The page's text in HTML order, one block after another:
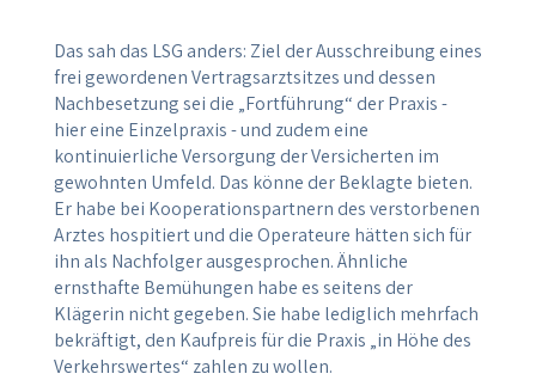
Das sah das LSG anders: Ziel der Ausschreibung eines
frei gewordenen Vertragsarztsitzes und dessen
Nachbesetzung sei die „Fortführung“ der Praxis -
hier eine Einzelpraxis - und zudem eine
kontinuierliche Versorgung der Versicherten im
gewohnten Umfeld. Das könne der Beklagte bieten.
Er habe bei Kooperationspartnern des verstorbenen
Arztes hospitiert und die Operateure hätten sich für
ihn als Nachfolger ausgesprochen. Ähnliche
ernsthafte Bemühungen habe es seitens der
Klägerin nicht gegeben. Sie habe lediglich mehrfach
bekräftigt, den Kaufpreis für die Praxis „in Höhe des
Verkehrswertes“ zahlen zu wollen.